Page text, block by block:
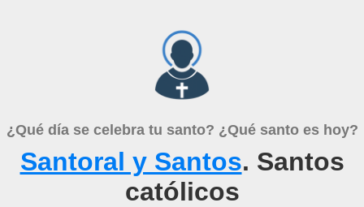
¿Qué día se celebra tu santo? ¿Qué santo es hoy?
Santoral y Santos. Santos
católicos